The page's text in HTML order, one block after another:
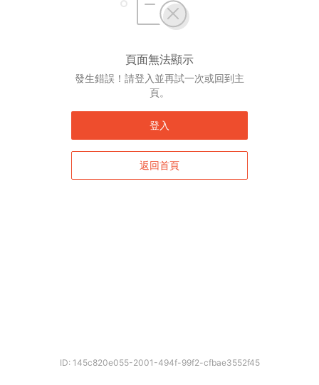
頁面無法顯示
發生錯誤！請登入並再試一次或回到主
頁。
登入
返回首頁
ID: 145c820e055-2001-494f-99f2-cfbae3552f45